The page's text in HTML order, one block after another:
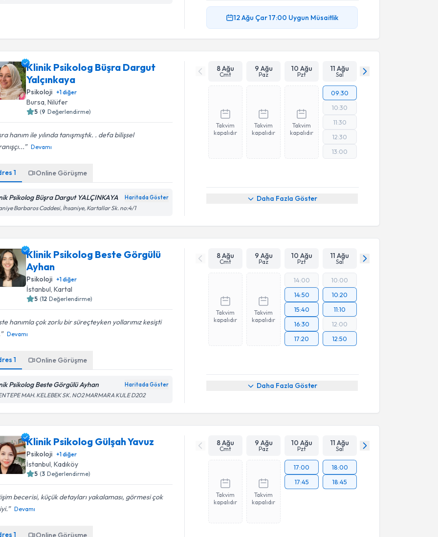
12 Ağu Çar17:00 Uygun Müsaitlik
Klinik Psikolog Büşra Dargut
Yalçınkaya
Psikoloji +1diğer
Bursa, Nilüfer
5 (9 Değerlendirme)
hanım ile yılında tanışmıştık. . defa bilişsel
Devamı
1 Online Görüşme
Psikolog Büşra Dargut YALÇINKAYA Haritada Göster
Barbaros Caddesi, İhsaniye, Kartallar Sk. no:4/1
8 Ağu
Cmt
9 Ağu
Paz
10 Ağu
Pzt
11 Ağu
Sal
Takvim
kapalıdır
Takvim
kapalıdır
Takvim
kapalıdır
09:30
10:30
11:30
12:30
13:00
Daha Fazla Göster
Klinik Psikolog Beste Görgülü
Ayhan
Psikoloji +1diğer
İstanbul, Kartal
5 (12 Değerlendirme)
hanımla çok zorlu bir süreçteyken yollarımız kesişti
Devamı
1 Online Görüşme
Psikolog Beste Görgülü Ayhan Haritada Göster
MAH. KELEBEK SK. NO2 MARMARA KULE D202
8 Ağu
Cmt
9 Ağu
Paz
10 Ağu
Pzt
11 Ağu
Sal
Takvim
kapalıdır
Takvim
kapalıdır
14:00
14:50
15:40
16:30
17:20
10:00
10:20
11:10
12:00
12:50
Daha Fazla Göster
Klinik Psikolog Gülşah Yavuz
Psikoloji +1diğer
İstanbul, Kadıköy
5 (3 Değerlendirme)
becerisi, küçük detayları yakalaması, görmesi çok
Devamı
1 Online Görüşme
8 Ağu
Cmt
9 Ağu
Paz
10 Ağu
Pzt
11 Ağu
Sal
Takvim
kapalıdır
Takvim
kapalıdır
17:00
17:45
18:00
18:45